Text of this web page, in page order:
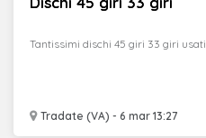
Tradate (VA) - 6 mar 13:27
Tantissimi dischi 45 giri 33 giri usati